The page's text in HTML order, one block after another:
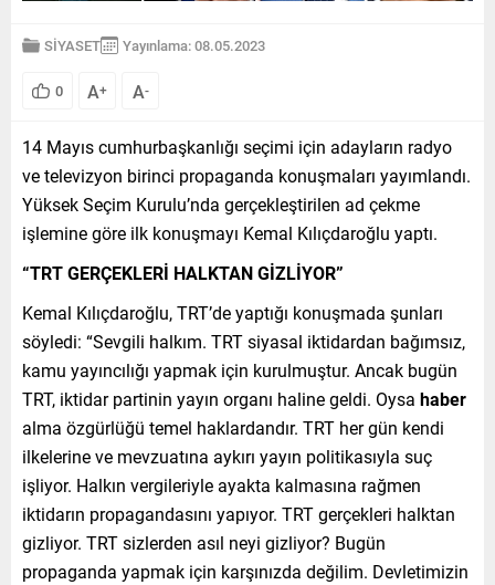
SİYASET Yayınlama: 08.05.2023
0 A+ A-
14 Mayıs cumhurbaşkanlığı seçimi için adayların radyo
ve televizyon birinci propaganda konuşmaları yayımlandı.
Yüksek Seçim Kurulu’nda gerçekleştirilen ad çekme
işlemine göre ilk konuşmayı Kemal Kılıçdaroğlu yaptı.
“TRT GERÇEKLERİ HALKTAN GİZLİYOR”
Kemal Kılıçdaroğlu, TRT’de yaptığı konuşmada şunları
söyledi: “Sevgili halkım. TRT siyasal iktidardan bağımsız,
kamu yayıncılığı yapmak için kurulmuştur. Ancak bugün
TRT, iktidar partinin yayın organı haline geldi. Oysa haber
alma özgürlüğü temel haklardandır. TRT her gün kendi
ilkelerine ve mevzuatına aykırı yayın politikasıyla suç
işliyor. Halkın vergileriyle ayakta kalmasına rağmen
iktidarın propagandasını yapıyor. TRT gerçekleri halktan
gizliyor. TRT sizlerden asıl neyi gizliyor? Bugün
propaganda yapmak için karşınızda değilim. Devletimizin